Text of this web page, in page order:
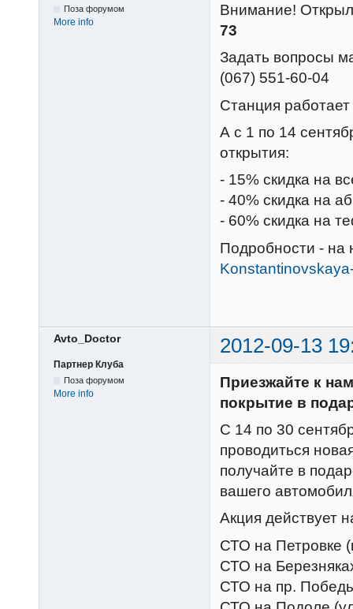
Поза форумом
More info
Внимание!
73
Задать вопросы
(067) 551-60-04
Станция
А с 1 по 14
открытия:
- 15% скидка на
- 40% скидка на
- 60% скидка на
Подробности -
Avto_Doctor 2012-09-13
Партнер Клуба
Поза форумом
More info
Приезжайте к
покрытие в
С 14 по 30
проводиться
получайте в
вашего
Акция действует
СТО на Петровке
СТО на
СТО на пр.